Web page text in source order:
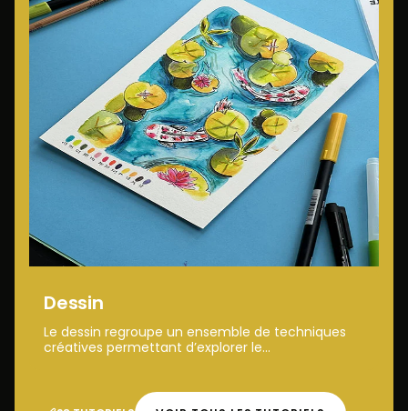
Dessin
Le dessin regroupe un ensemble de techniques
créatives permettant d’explorer le...